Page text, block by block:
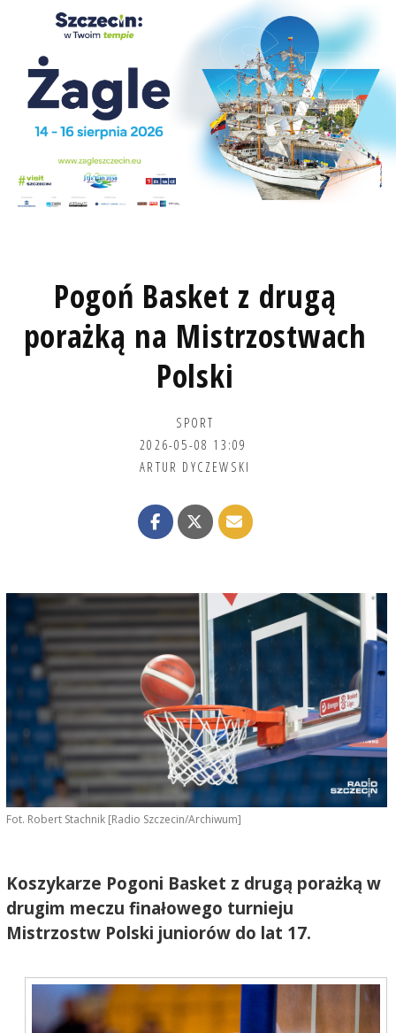
Pogoń Basket z drugą
porażką na Mistrzostwach
Polski
SPORT
2026-05-08 13:09
ARTUR DYCZEWSKI
Fot. Robert Stachnik [Radio Szczecin/Archiwum]
Koszykarze Pogoni Basket z drugą porażką w
drugim meczu finałowego turnieju
Mistrzostw Polski juniorów do lat 17.